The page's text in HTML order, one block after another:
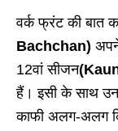
वर्क फ्रंट की बात
Bachchan)
12वां सीजन
हैं। इसी के साथ
काफी अलग-अलग